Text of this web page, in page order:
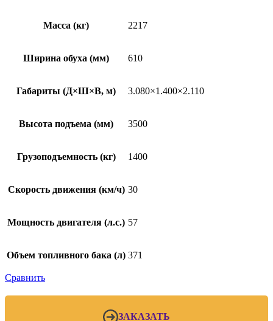
Масса (кг) 2217
Ширина обуха (мм) 610
Габариты (Д×Ш×В, м) 3.080×1.400×2.110
Высота подъема (мм) 3500
Грузоподъемность (кг) 1400
Скорость движения (км/ч) 30
Мощность двигателя (л.с.) 57
Объем топливного бака (л) 371
Сравнить
ЗАКАЗАТЬ